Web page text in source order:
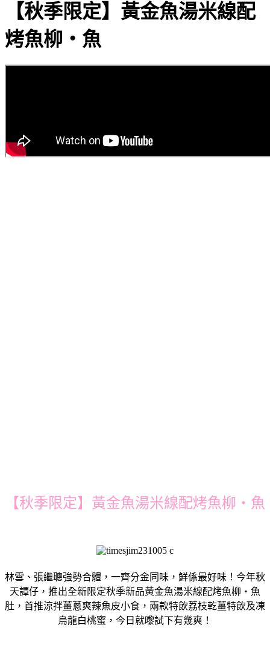
【秋季限定】黃金魚湯米線配
烤魚柳‧魚
【秋季限定】黃金魚湯米線配烤魚柳‧魚
林雪、張繼聰強勢合體，一齊分金同味，鮮係最好味！今年秋
天譚仔，推出全新限定秋季新品黃金魚湯米線配烤魚柳‧魚
肚，首推涼拌薑蔥爽辣魚皮小食，兩款特飲荔枝乾薑特飲及凍
烏龍白桃蜜，今日就嚟試下有幾爽！